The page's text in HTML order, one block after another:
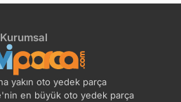
Kurumsal
yakın oto yedek parça
en büyük oto yedek parça